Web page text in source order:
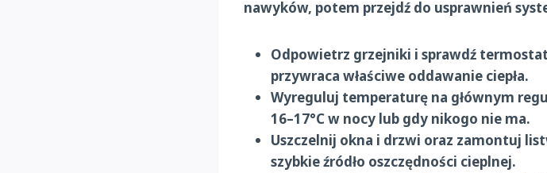
nawyków, potem przejdź do usprawnień
Odpowietrz grzejniki i sprawdź
przywraca właściwe oddawanie ciepła.
Wyreguluj temperaturę na głównym
16–17°C w nocy lub gdy nikogo nie ma.
Uszczelnij okna i drzwi oraz zamontuj
szybkie źródło oszczędności cieplnej.